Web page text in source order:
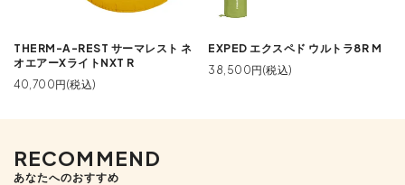
THERM-A-REST サーマレスト ネ
オエアーXライトNXT R
40,700円(税込)
EXPED エクスペド ウルトラ8R M
38,500円(税込)
RECOMMEND
あなたへのおすすめ